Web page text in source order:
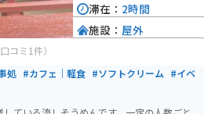
口コミ1件）
処 #カフェ｜軽食 #ソフトクリーム #イベ
滞在： 2時間
施設： 屋外